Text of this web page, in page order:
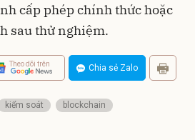
cấp phép chính thức hoặc
sau thử nghiệm.
Theo dõi trên Chia sẻ Zalo
kiểm soát
blockchain